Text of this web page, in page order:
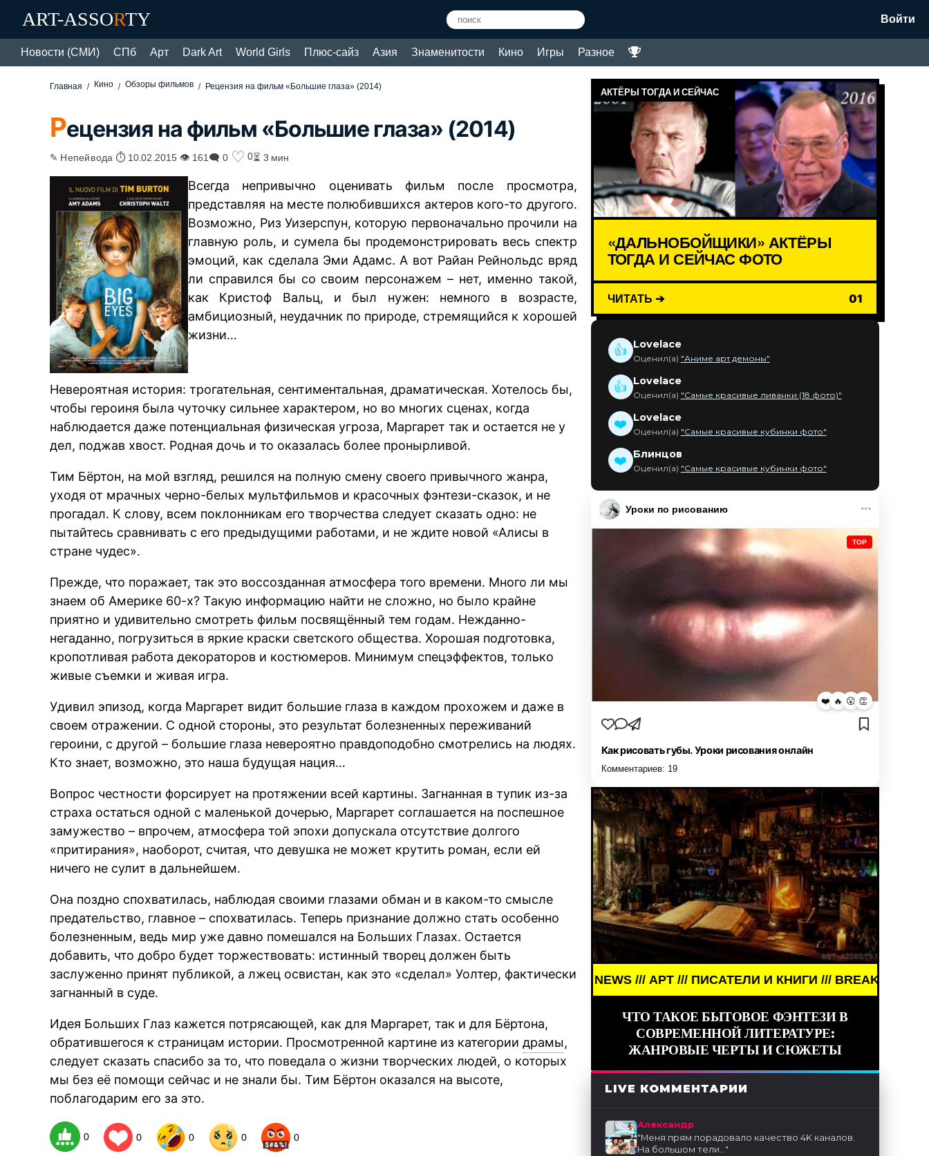
ART-ASSORTY Войти
Новости (СМИ) СПб Арт Dark Art World Girls Плюс-сайз Азия Знаменитости Кино Игры Разное
Главная Кино Обзоры фильмов Рецензия на фильм «Большие глаза» (2014)
Рецензия на фильм «Большие глаза» (2014)
✎ Непейвода ⏱ 10.02.2015 👁 161 🗨 0 ♡ 0⏳ 3 мин
Всегда непривычно оценивать фильм после просмотра,
представляя на месте полюбившихся актеров кого-то другого.
Возможно, Риз Уизерспун, которую первоначально прочили на
главную роль, и сумела бы продемонстрировать весь спектр
эмоций, как сделала Эми Адамс. А вот Райан Рейнольдс вряд
ли справился бы со своим персонажем – нет, именно такой,
как Кристоф Вальц, и был нужен: немного в возрасте,
амбициозный, неудачник по природе, стремящийся к хорошей
жизни…
Невероятная история: трогательная, сентиментальная, драматическая. Хотелось бы,
чтобы героиня была чуточку сильнее характером, но во многих сценах, когда
наблюдается даже потенциальная физическая угроза, Маргарет так и остается не у
дел, поджав хвост. Родная дочь и то оказалась более пронырливой.
Тим Бёртон, на мой взгляд, решился на полную смену своего привычного жанра,
уходя от мрачных черно-белых мультфильмов и красочных фэнтези-сказок, и не
прогадал. К слову, всем поклонникам его творчества следует сказать одно: не
пытайтесь сравнивать с его предыдущими работами, и не ждите новой «Алисы в
стране чудес».
Прежде, что поражает, так это воссозданная атмосфера того времени. Много ли мы
знаем об Америке 60-х? Такую информацию найти не сложно, но было крайне
приятно и удивительно смотреть фильм посвящённый тем годам. Нежданно-
негаданно, погрузиться в яркие краски светского общества. Хорошая подготовка,
кропотливая работа декораторов и костюмеров. Минимум спецэффектов, только
живые съемки и живая игра.
Удивил эпизод, когда Маргарет видит большие глаза в каждом прохожем и даже в
своем отражении. С одной стороны, это результат болезненных переживаний
героини, с другой – большие глаза невероятно правдоподобно смотрелись на людях.
Кто знает, возможно, это наша будущая нация…
Вопрос честности форсирует на протяжении всей картины. Загнанная в тупик из-за
страха остаться одной с маленькой дочерью, Маргарет соглашается на поспешное
замужество – впрочем, атмосфера той эпохи допускала отсутствие долгого
«притирания», наоборот, считая, что девушка не может крутить роман, если ей
ничего не сулит в дальнейшем.
Она поздно спохватилась, наблюдая своими глазами обман и в каком-то смысле
предательство, главное – спохватилась. Теперь признание должно стать особенно
болезненным, ведь мир уже давно помешался на Больших Глазах. Остается
добавить, что добро будет торжествовать: истинный творец должен быть
заслуженно принят публикой, а лжец освистан, как это «сделал» Уолтер, фактически
загнанный в суде.
Идея Больших Глаз кажется потрясающей, как для Маргарет, так и для Бёртона,
обратившегося к страницам истории. Просмотренной картине из категориидрамы,
следует сказать спасибо за то, что поведала о жизни творческих людей, о которых
мы без её помощи сейчас и не знали бы. Тим Бёртон оказался на высоте,
поблагодарим его за это.
0 0 0 0 0
АКТЁРЫ ТОГДА И СЕЙЧАС
«ДАЛЬНОБОЙЩИКИ» АКТЁРЫ
ТОГДА И СЕЙЧАС ФОТО
ЧИТАТЬ ➔ 01
👍 Lovelace
Оценил(а) "Аниме арт демоны"
👍 Lovelace
Оценил(а) "Самые красивые ливанки (18 фото)"
❤️ Lovelace
Оценил(а) "Самые красивые кубинки фото"
❤️ Блинцов
Оценил(а) "Самые красивые кубинки фото"
Уроки по рисованию
TOP
❤️ 🔥 😮 👏
Как рисовать губы. Уроки рисования онлайн
Комментариев: 19
BREAKING NEWS /// АРТ /// ПИСАТЕЛИ И КНИГИ /// BREAKING NEWS ///
ЧТО ТАКОЕ БЫТОВОЕ ФЭНТЕЗИ В
СОВРЕМЕННОЙ ЛИТЕРАТУРЕ:
ЖАНРОВЫЕ ЧЕРТЫ И СЮЖЕТЫ
LIVE КОММЕНТАРИИ
Александр
"Меня прям порадовало качество 4K каналов.
На большом тели..."